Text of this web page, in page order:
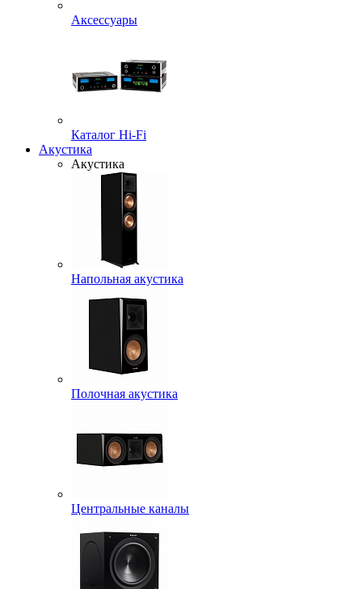
Аксессуары
Каталог Hi-Fi
Акустика
Акустика
Напольная акустика
Полочная акустика
Центральные каналы